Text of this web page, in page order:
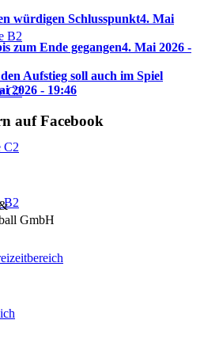
B2
C2
C2
B2
würdigen Schlusspunkt4. Mai
zum Ende gegangen4. Mai 2026 -
Aufstieg soll auch im Spiel
2026 - 19:46
auf Facebook
GmbH